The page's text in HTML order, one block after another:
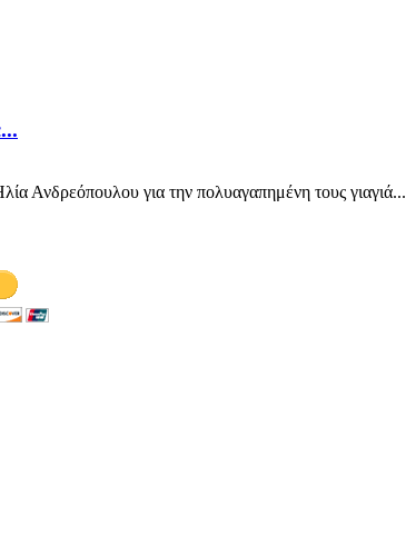
Ανδρεόπουλου για την πολυαγαπημένη τους γιαγιά...